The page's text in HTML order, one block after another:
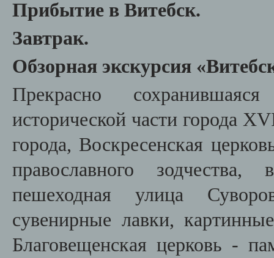
Прибытие в Витебск.
Завтрак.
Обзорная экскурсия
Прекрасно
исторической части города
города, Воскресенская
православного зодчества,
пешеходная улица
сувенирные лавки,
Благовещенская церковь -